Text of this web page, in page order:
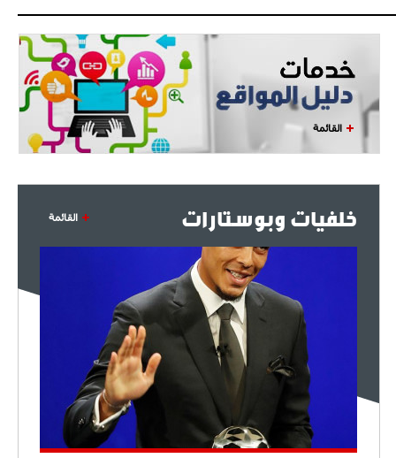
البياسجي عرض على مبابي راتبا خياليا
14:42
- 2021/07/27
أوهارا: "محرز، فودن ودي بروين..
ثلاثي من نار"
لوكاتيلي يؤكد نيته في الانتقال إلى
18:10
- 2021/07/25
وقدوم الإيطالي يقترب
القائمة
خلفيات وبوستارات القائمة